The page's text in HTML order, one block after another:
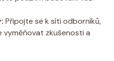
Připojte se k síti odborníků,
vyměňovat zkušenosti a